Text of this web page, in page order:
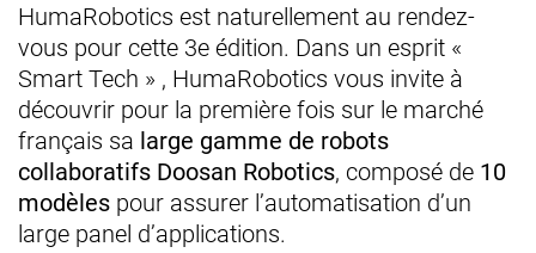
HumaRobotics est naturellement au rendez-
vous pour cette 3e édition. Dans un esprit «
Smart Tech » , HumaRobotics vous invite à
découvrir pour la première fois sur le marché
français sa large gamme de robots
collaboratifs Doosan Robotics, composé de 10
modèles pour assurer l’automatisation d’un
large panel d’applications.